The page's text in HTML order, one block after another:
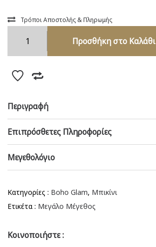
Τρόποι Αποστολής & Πληρωμής
Μπικίνι
lurex
23203
Aqua
Προσθήκη στο Καλάθι
Περιγραφή
Επιπρόσθετες Πληροφορίες
Μεγεθολόγιο
Κατηγορίες : Boho Glam, Μπικίνι
Ετικέτα : Μεγάλο Μέγεθος
Κοινοποιήστε :